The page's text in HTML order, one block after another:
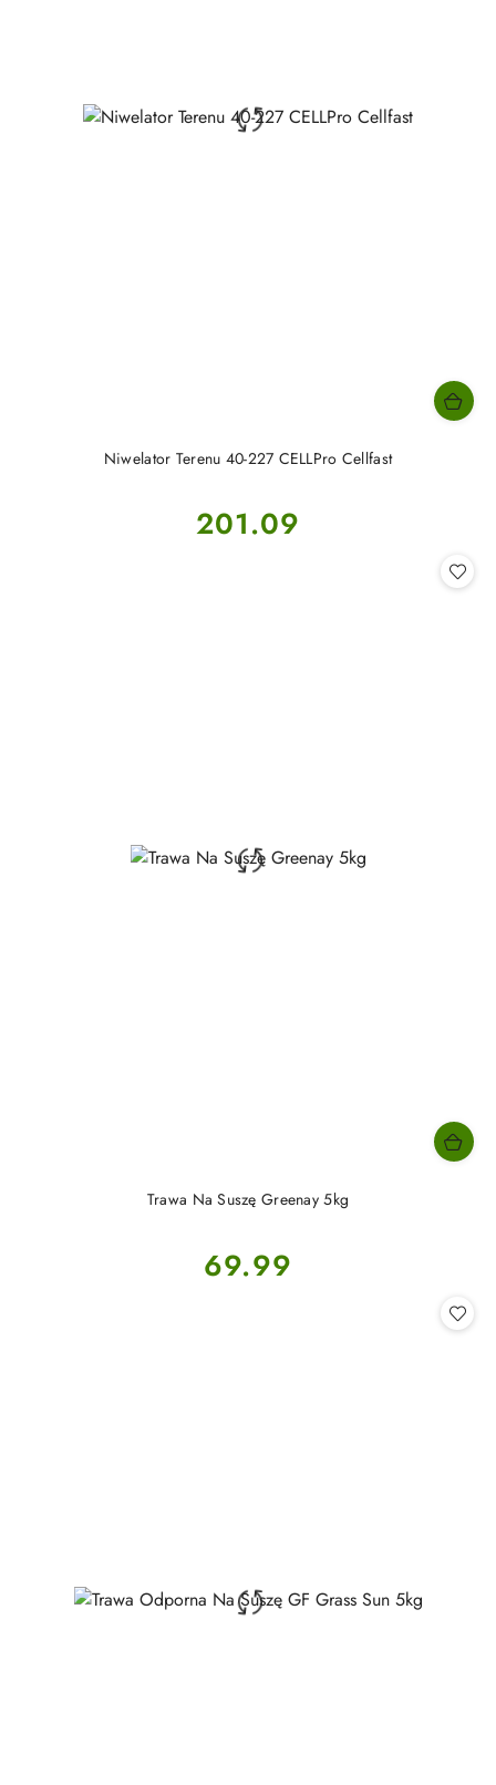
Niwelator Terenu 40-227 CELLPro Cellfast
Cena:
201.09
Trawa Na Suszę Greenay 5kg
Cena:
69.99